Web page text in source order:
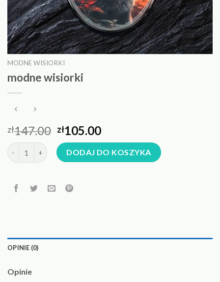
MODNE WISIORKI
modne wisiorki
zł147.00 zł105.00
ilość modne wisiorkiDODAJ DO KOSZYKA
OPINIE (0)
Opinie